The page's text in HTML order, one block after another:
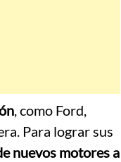
, como Ford,
Para lograr sus
nuevos motores a